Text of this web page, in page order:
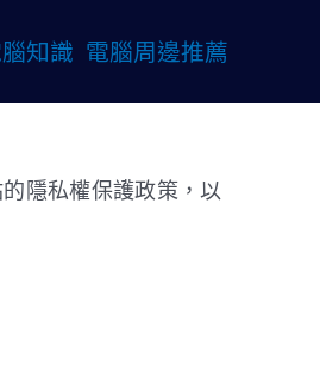
知識 電腦周邊推薦
隱私權保護政策，以